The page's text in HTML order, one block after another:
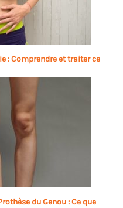
: Comprendre et traiter ce
du Genou : Ce que